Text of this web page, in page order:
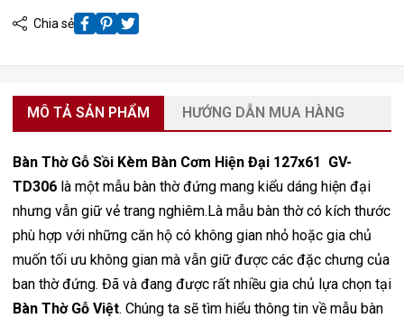
Chia sẻ
MÔ TẢ SẢN PHẨM HƯỚNG DẪN MUA HÀNG
Bàn Thờ Gỗ Sồi Kèm Bàn Cơm Hiện Đại 127x61 GV-
TD306 là một mẫu bàn thờ đứng mang kiểu dáng hiện đại
nhưng vẫn giữ vẻ trang nghiêm.Là mẫu bàn thờ có kích thước
phù hợp với những căn hộ có không gian nhỏ hoặc gia chủ
muốn tối ưu không gian mà vẫn giữ được các đặc chưng của
ban thờ đứng. Đã và đang được rất nhiều gia chủ lựa chọn tại
Bàn Thờ Gỗ Việt. Chúng ta sẽ tìm hiểu thông tin về mẫu bàn